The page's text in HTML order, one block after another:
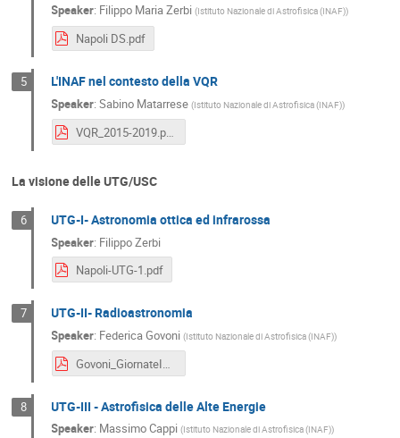
Speaker: Filippo Maria Zerbi (Istituto Nazionale di Astrofisica (INAF))
Napoli DS.pdf
5 L'INAF nel contesto della VQR
Speaker:Sabino Matarrese (Istituto Nazionale di Astrofisica (INAF))
VQR_2015-2019.pdf
La visione delle UTG/USC
6 UTG-I- Astronomia ottica ed infrarossa
Speaker: Filippo Zerbi
Napoli-UTG-1.pdf
7 UTG-II- Radioastronomia
Speaker: Federica Govoni (Istituto Nazionale di Astrofisica (INAF))
Govoni_GiornateINAF_2023-1.pdf
8 UTG-III - Astrofisica delle Alte Energie
Speaker: Massimo Cappi (Istituto Nazionale di Astrofisica (INAF))